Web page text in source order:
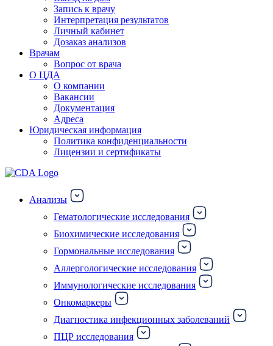
Запись к врачу
Интерпретация результатов
Личный кабинет
Дозаказ анализов
Врачам
Вопрос от врача
О ЦДА
О компании
Вакансии
Документация
Адреса
Юридическая информация
Политика конфиденциальности
Лицензии и сертификаты
Анализы
Гематологические исследования
Биохимические исследования
Гормональные исследования
Аллергологические исследования
Иммунологические исследования
Онкомаркеры
Диагностика инфекционных заболеваний
ПЦР исследования